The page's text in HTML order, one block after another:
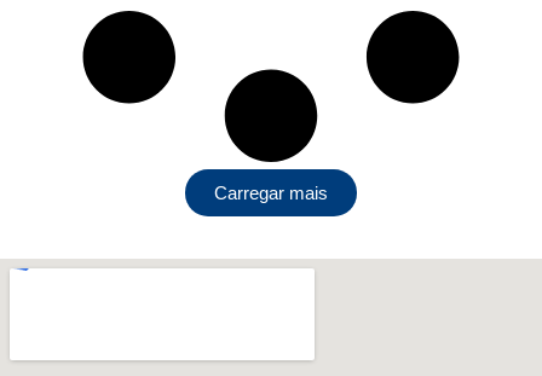
Carregar mais